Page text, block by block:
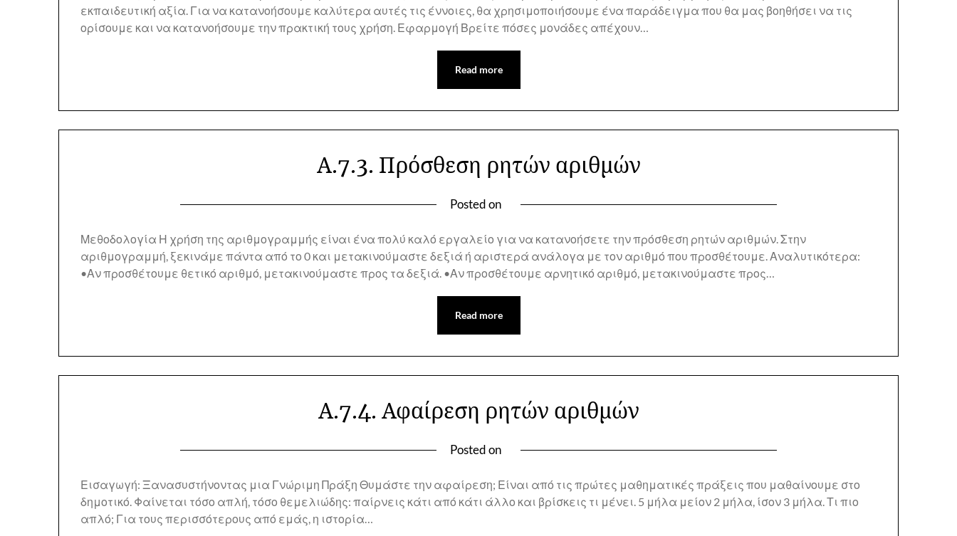
εκπαιδευτική αξία. Για να κατανοήσουμε καλύτερα αυτές τις έννοιες, θα χρησιμοποιήσουμε ένα παράδειγμα που θα μας βοηθήσει να τις
ορίσουμε και να κατανοήσουμε την πρακτική τους χρήση. Εφαρμογή Βρείτε πόσες μονάδες απέχουν…
Read more
Α.7.3. Πρόσθεση ρητών αριθμών
Posted on
Μεθοδολογία Η χρήση της αριθμογραμμής είναι ένα πολύ καλό εργαλείο για να κατανοήσετε την πρόσθεση ρητών αριθμών. Στην
αριθμογραμμή, ξεκινάμε πάντα από το 0 και μετακινούμαστε δεξιά ή αριστερά ανάλογα με τον αριθμό που προσθέτουμε. Αναλυτικότερα:
•Αν προσθέτουμε θετικό αριθμό, μετακινούμαστε προς τα δεξιά. •Αν προσθέτουμε αρνητικό αριθμό, μετακινούμαστε προς…
Read more
Α.7.4. Αφαίρεση ρητών αριθμών
Posted on
Εισαγωγή: Ξανασυστήνοντας μια Γνώριμη Πράξη Θυμάστε την αφαίρεση; Είναι από τις πρώτες μαθηματικές πράξεις που μαθαίνουμε στο
δημοτικό. Φαίνεται τόσο απλή, τόσο θεμελιώδης: παίρνεις κάτι από κάτι άλλο και βρίσκεις τι μένει. 5 μήλα μείον 2 μήλα, ίσον 3 μήλα. Τι πιο
απλό; Για τους περισσότερους από εμάς, η ιστορία…